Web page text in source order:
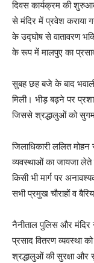
दिवस कार्यक्रम की
से मंदिर में प्रवेश कराया
के उद्घोष से वातावरण
के रूप में मालपुए का
सुबह छह बजे के बाद
मिली। भीड़ बढ़ने पर
जिससे श्रद्धालुओं को
जिलाधिकारी ललित
व्यवस्थाओं का जायजा लेते
किसी भी मार्ग पर
सभी प्रमुख चौराहों व
नैनीताल पुलिस और मंदिर
प्रसाद वितरण व्यवस्था
श्रद्धालुओं की सुरक्षा और